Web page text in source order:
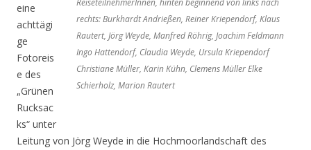
ReiseteilnehmerInnen, hinten beginnend von links nach
rechts: Burkhardt Andrießen, Reiner Kriependorf, Klaus
Rautert, Jörg Weyde, Manfred Röhrig, Joachim Feldmann
Ingo Hattendorf, Claudia Weyde, Ursula Kriependorf
Christiane Müller, Karin Kühn, Clemens Müller Elke
Schierholz, Marion Rautert
eine
achttägi
ge
Fotoreis
e des
„Grünen
Rucksac
ks“ unter
Leitung von Jörg Weyde in die Hochmoorlandschaft des